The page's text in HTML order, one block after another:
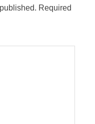
Required